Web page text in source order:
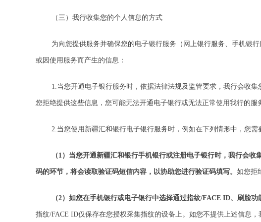
（三）我行收集您的个人信息的方式
为向您提供服务并确保您的电子银行服务（网上银行服务、手机银
或因使用服务而产生的信息：
1.当您开通电子银行服务时，依据法律法规及监管要求，我行会收
您拒绝提供这些信息，您可能无法开通电子银行或无法正常使用我行的服
2.当您使用新疆汇和银行电子银行服务时，例如在下列情形中，您
（1）当您开通新疆汇和银行手机银行或注册电子银行时，我行会
码的环节，将会读取验证码短信内容，以协助您进行验证码填写。 如您拒
（2）如您在手机银行或电子银行中选择通过指纹/FACE ID、刷脸
指纹/FACE ID仅保存在您授权采集指纹的设备上。如您不提供上述信息